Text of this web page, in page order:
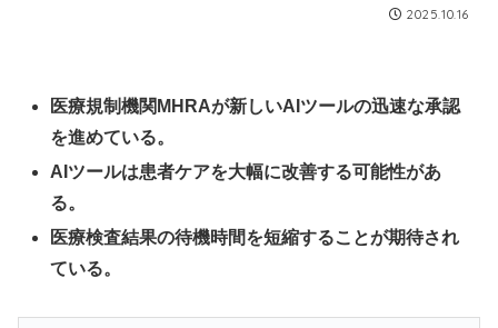
2025.10.16
医療規制機関MHRAが新しいAIツールの迅速な承認
を進めている。
AIツールは患者ケアを大幅に改善する可能性があ
る。
医療検査結果の待機時間を短縮することが期待され
ている。